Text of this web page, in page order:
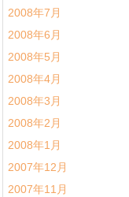
2008年7月
2008年6月
2008年5月
2008年4月
2008年3月
2008年2月
2008年1月
2007年12月
2007年11月